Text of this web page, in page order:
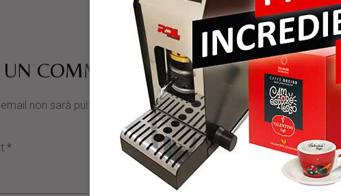
UN COMMENTO
non sarà pubblicato. I campi obbligatori sono contrassegnati